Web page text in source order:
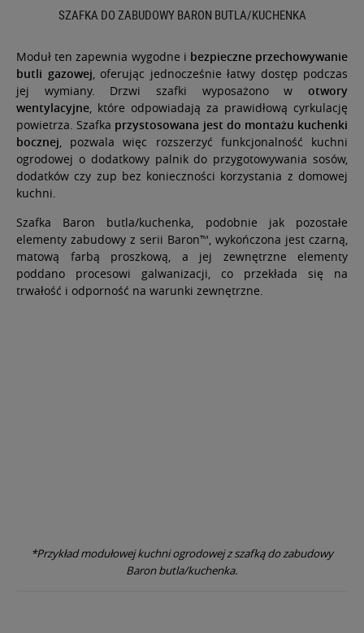
SZAFKA DO ZABUDOWY BARON BUTLA/KUCHENKA
Moduł ten zapewnia wygodne i bezpieczne przechowywanie
butli gazowej, oferując jednocześnie łatwy dostęp podczas
jej wymiany. Drzwi szafki wyposażono w otwory
wentylacyjne, które odpowiadają za prawidłową cyrkulację
powietrza. Szafka przystosowana jest do montażu kuchenki
bocznej, pozwala więc rozszerzyć funkcjonalność kuchni
ogrodowej o dodatkowy palnik do przygotowywania sosów,
dodatków czy zup bez konieczności korzystania z domowej
kuchni.
Szafka Baron butla/kuchenka, podobnie jak pozostałe
elementy zabudowy z serii Baron™, wykończona jest czarną,
matową farbą proszkową, a jej zewnętrzne elementy
poddano procesowi galwanizacji, co przekłada się na
trwałość i odporność na warunki zewnętrzne.
*Przykład modułowej kuchni ogrodowej z szafką do zabudowy
Baron butla/kuchenka.